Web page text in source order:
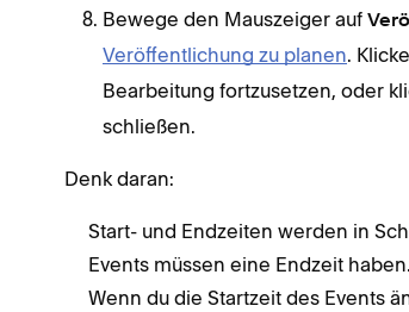
Bewege den Mauszeiger auf
Veröffentlichung zu planen.
Bearbeitung fortzusetzen, oder
schließen.
Denk daran:
Start- und Endzeiten werden in
Events müssen eine Endzeit
Wenn du die Startzeit des Events